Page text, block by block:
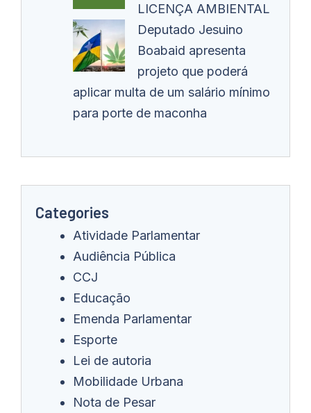
LICENÇA AMBIENTAL
Deputado Jesuino
Boabaid apresenta
projeto que poderá
aplicar multa de um salário mínimo
para porte de maconha
Categories
Atividade Parlamentar
Audiência Pública
CCJ
Educação
Emenda Parlamentar
Esporte
Lei de autoria
Mobilidade Urbana
Nota de Pesar